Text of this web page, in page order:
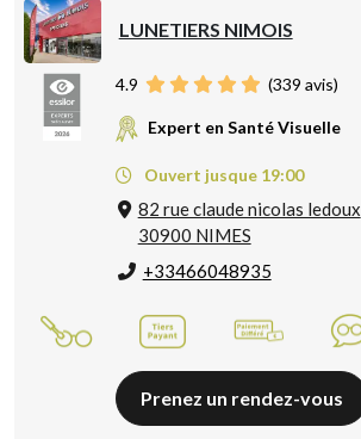
LUNETIERS NIMOIS
4.9 (339 avis)
Expert en Santé Visuelle
Ouvert jusque 19:00
82 rue claude nicolas ledoux
30900 NIMES
+33466048935
Prenez un rendez-vous